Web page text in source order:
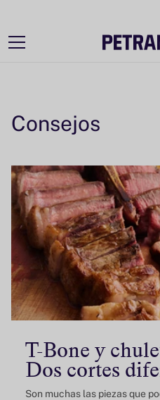
Consejos
T-Bone y
Dos cortes
Son muchas las piezas que